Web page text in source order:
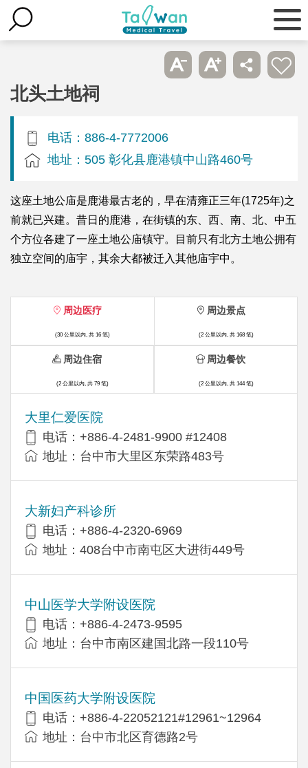
北头土地祠
电话：886-4-7772006
地址：505 彰化县鹿港镇中山路460号
这座土地公庙是鹿港最古老的，早在清雍正三年(1725年)之
前就已兴建。昔日的鹿港，在街镇的东、西、南、北、中五
个方位各建了一座土地公庙镇守。目前只有北方土地公拥有
独立空间的庙宇，其余大都被迁入其他庙宇中。
周边医疗
(30 公里以内, 共 16 笔)
大里仁爱医院
电话：+886-4-2481-9900 #12408
地址：台中市大里区东荣路483号
大新妇产科诊所
电话：+886-4-2320-6969
地址：408台中市南屯区大进街449号
中山医学大学附设医院
电话：+886-4-2473-9595
地址：台中市南区建国北路一段110号
中国医药大学附设医院
电话：+886-4-22052121#12961~12964
地址：台中市北区育德路2号
周边景点
(2 公里以内, 共 168 笔)
周边住宿
(2 公里以内, 共 79 笔)
周边餐饮
(2 公里以内, 共 144 笔)